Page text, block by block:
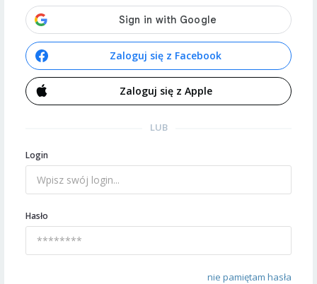
Zaloguj się z Facebook
Zaloguj się z Apple
LUB
Login
Hasło
nie pamiętam hasła